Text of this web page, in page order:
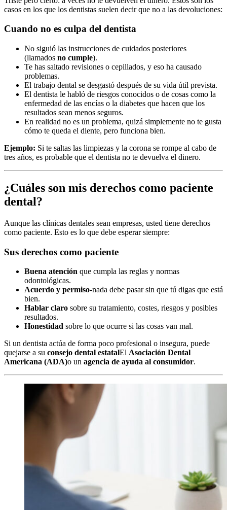
casos en los que los dentistas suelen decir que no a las devoluciones:
Cuando no es culpa del dentista
No siguió las instrucciones de cuidados posteriores
(llamados no cumple).
Te has saltado revisiones o cepillados, y eso ha causado
problemas.
El trabajo dental se desgastó después de su vida útil prevista.
El dentista le habló de riesgos conocidos o de cosas como la
enfermedad de las encías o la diabetes que hacen que los
resultados sean menos seguros.
En realidad no es un problema, quizá simplemente no te gusta
cómo te queda el diente, pero funciona bien.
Ejemplo: Si te saltas las limpiezas y la corona se rompe al cabo de
tres años, es probable que el dentista no te devuelva el dinero.
¿Cuáles son mis derechos como paciente
dental?
Aunque las clínicas dentales sean empresas, usted tiene derechos
como paciente. Esto es lo que debe esperar siempre:
Sus derechos como paciente
Buena atención que cumpla las reglas y normas
odontológicas.
Acuerdo y permiso-nada debe pasar sin que tú digas que está
bien.
Hablar claro sobre su tratamiento, costes, riesgos y posibles
resultados.
Honestidad sobre lo que ocurre si las cosas van mal.
Si un dentista actúa de forma poco profesional o insegura, puede
quejarse a su consejo dental estatalEl Asociación Dental
Americana (ADA)o un agencia de ayuda al consumidor.